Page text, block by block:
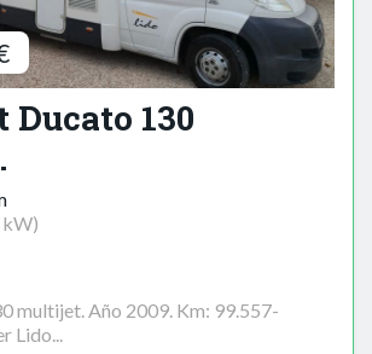
130
kW)
multijet. Año 2009. Km: 99.557-
Lido...